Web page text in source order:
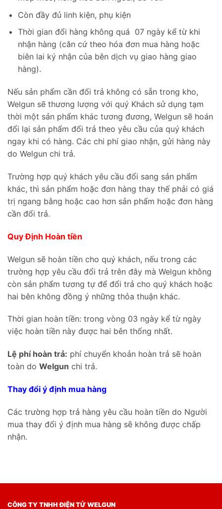
Còn đầy đủ linh kiện, phụ kiện
Thời gian đổi hàng không quá 07 ngày kể từ khi
nhận hàng (căn cứ theo hóa đơn mua hàng hoặc
biên lai ký nhận của bên dịch vụ giao hàng giao
hàng).
Nếu sản phẩm cần đổi trả không có sẵn trong kho,
Welgun sẽ thương lượng với quý Khách sử dụng tạm
thời một sản phẩm khác tương đương, Welgun sẽ hoán
đổi lại sản phẩm đổi trả theo yêu cầu của quý khách
ngay khi có hàng. Các chi phí giao nhận, gửi hàng này
do Welgun chi trả.
Trường hợp quý khách yêu cầu đổi sang sản phẩm
khác, thì sản phẩm hoặc đơn hàng thay thế phải có giá
trị ngang bằng hoặc cao hơn sản phẩm hoặc đơn hàng
cần đổi trả.
Quy Định Hoàn tiền
Welgun sẽ hoàn tiền cho quý khách, nếu trong các
trường hợp yêu cầu đổi trả trên đây mà Welgun không
còn sản phẩm tương tự để đổi trả cho quý khách hoặc
hai bên không đồng ý những thỏa thuận khác.
Thời gian hoàn tiền: trong vòng 03 ngày kể từ ngày
việc hoàn tiền này được hai bên thống nhất.
Lệ phí hoàn trả: phí chuyển khoản hoàn trả sẽ hoàn
toàn do Welgun chi trả.
Thay đổi ý định mua hàng
Các trường hợp trả hàng yêu cầu hoàn tiền do Người
mua thay đổi ý định mua hàng sẽ không được chấp
nhận.
CÔNG TY TNHH ĐIỆN TỬ WELGUN